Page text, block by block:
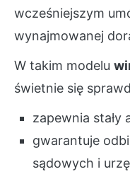
wcześniejszym
wynajmowanej
W takim modelu
świetnie się
zapewnia stały
gwarantuje
sądowych i